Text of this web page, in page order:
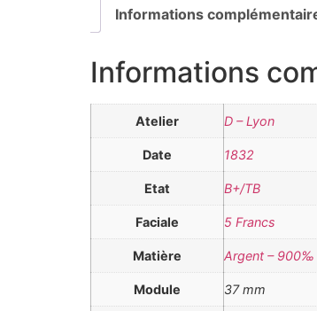
Informations
Informations
Atelier D – Lyon
Date 1832
Etat B+/TB
Faciale 5 Francs
Matière Argent – 900‰
Module 37 mm